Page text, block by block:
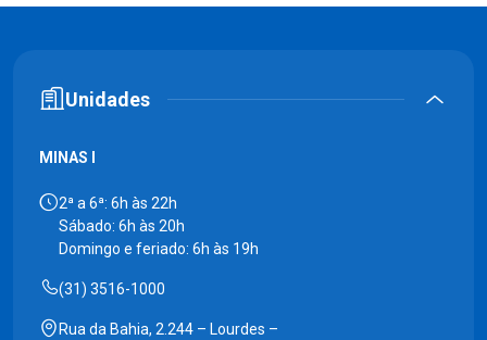
Unidades
MINAS I
2ª a 6ª: 6h às 22h
Sábado: 6h às 20h
Domingo e feriado: 6h às 19h
(31) 3516-1000
Rua da Bahia, 2.244 – Lourdes –